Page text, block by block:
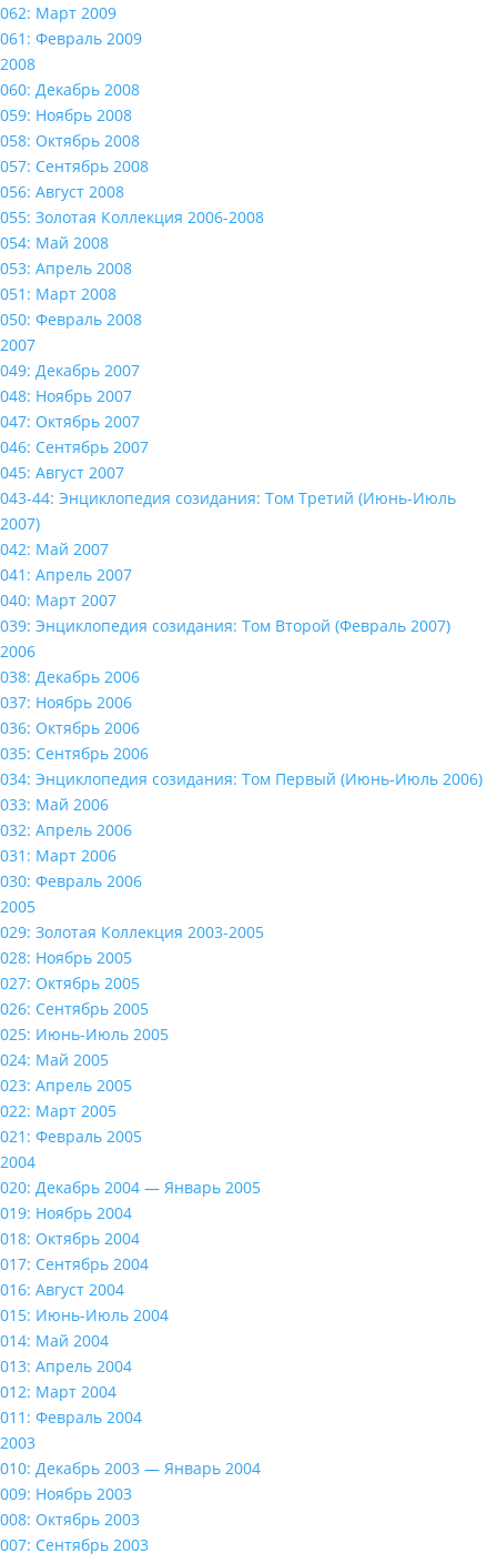
062: Март 2009
061: Февраль 2009
2008
060: Декабрь 2008
059: Ноябрь 2008
058: Октябрь 2008
057: Сентябрь 2008
056: Август 2008
055: Золотая Коллекция 2006-2008
054: Май 2008
053: Апрель 2008
051: Март 2008
050: Февраль 2008
2007
049: Декабрь 2007
048: Ноябрь 2007
047: Октябрь 2007
046: Сентябрь 2007
045: Август 2007
043-44: Энциклопедия созидания: Том Третий (Июнь-Июль
2007)
042: Май 2007
041: Апрель 2007
040: Март 2007
039: Энциклопедия созидания: Том Второй (Февраль 2007)
2006
038: Декабрь 2006
037: Ноябрь 2006
036: Октябрь 2006
035: Сентябрь 2006
034: Энциклопедия созидания: Том Первый (Июнь-Июль 2006)
033: Май 2006
032: Апрель 2006
031: Март 2006
030: Февраль 2006
2005
029: Золотая Коллекция 2003-2005
028: Ноябрь 2005
027: Октябрь 2005
026: Сентябрь 2005
025: Июнь-Июль 2005
024: Май 2005
023: Апрель 2005
022: Март 2005
021: Февраль 2005
2004
020: Декабрь 2004 — Январь 2005
019: Ноябрь 2004
018: Октябрь 2004
017: Сентябрь 2004
016: Август 2004
015: Июнь-Июль 2004
014: Май 2004
013: Апрель 2004
012: Март 2004
011: Февраль 2004
2003
010: Декабрь 2003 — Январь 2004
009: Ноябрь 2003
008: Октябрь 2003
007: Сентябрь 2003